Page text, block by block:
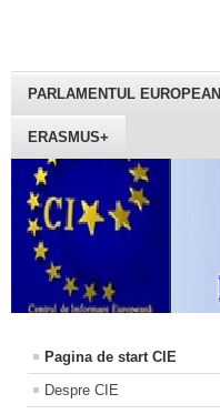
PARLAMENTUL EUROPEAN
ERASMUS+
Pagina de start CIE
Despre CIE